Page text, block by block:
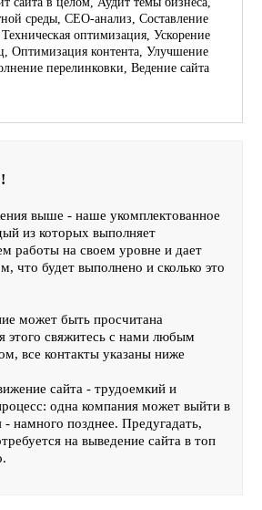
среды, СЕО-анализ, Составление
оптимизация, Ускорение
Оптимизация контента, Улучшение
перелинковки, Ведение сайта
выше - наше укомплектованное
из которых выполняет
работы на своем уровне и дает
что будет выполнено и сколько это
может быть просчитана
этого свяжитесь с нами любым
все контакты указаны ниже
сайта - трудоемкий и
одна компания может выйти в
намного позднее. Предугадать,
на выведение сайта в топ